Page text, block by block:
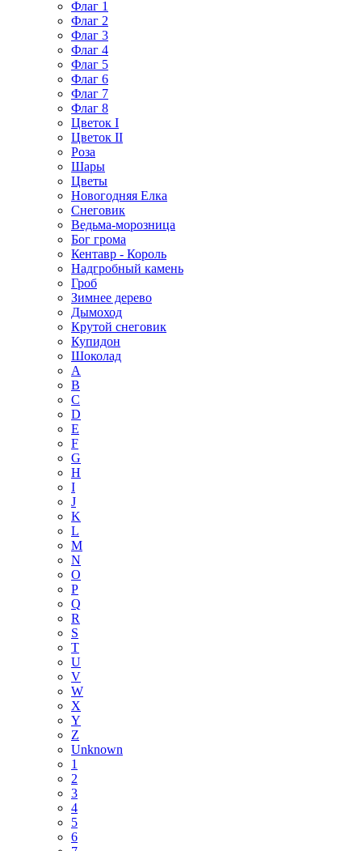
Флаг 1
Флаг 2
Флаг 3
Флаг 4
Флаг 5
Флаг 6
Флаг 7
Флаг 8
Цветок I
Цветок II
Роза
Шары
Цветы
Новогодняя Елка
Снеговик
Ведьма-морозница
Бог грома
Кентавр - Король
Надгробный камень
Гроб
Зимнее дерево
Дымоход
Крутой снеговик
Купидон
Шоколад
A
B
C
D
E
F
G
H
I
J
K
L
M
N
O
P
Q
R
S
T
U
V
W
X
Y
Z
Unknown
1
2
3
4
5
6